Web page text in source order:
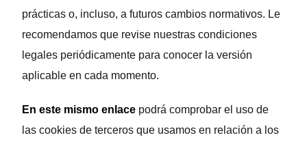
prácticas o, incluso, a futuros cambios normativos. Le
recomendamos que revise nuestras condiciones
legales periódicamente para conocer la versión
aplicable en cada momento.
En este mismo enlace podrá comprobar el uso de
las cookies de terceros que usamos en relación a los